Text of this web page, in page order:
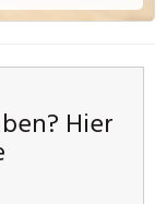
Hier